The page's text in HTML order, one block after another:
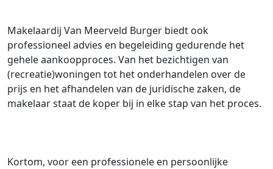
Makelaardij Van Meerveld Burger biedt ook
professioneel advies en begeleiding gedurende het
gehele aankoopproces. Van het bezichtigen van
(recreatie)woningen tot het onderhandelen over de
prijs en het afhandelen van de juridische zaken, de
makelaar staat de koper bij in elke stap van het proces.
Kortom, voor een professionele en persoonlijke